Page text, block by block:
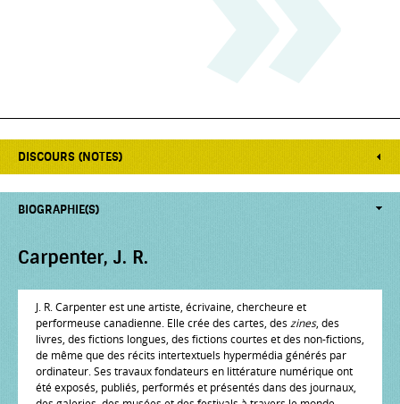
DISCOURS (NOTES)
BIOGRAPHIE(S)
Carpenter, J. R.
J. R. Carpenter est une artiste, écrivaine, chercheure et
performeuse canadienne. Elle crée des cartes, des zines, des
livres, des fictions longues, des fictions courtes et des non-fictions,
de même que des récits intertextuels hypermédia générés par
ordinateur. Ses travaux fondateurs en littérature numérique ont
été exposés, publiés, performés et présentés dans des journaux,